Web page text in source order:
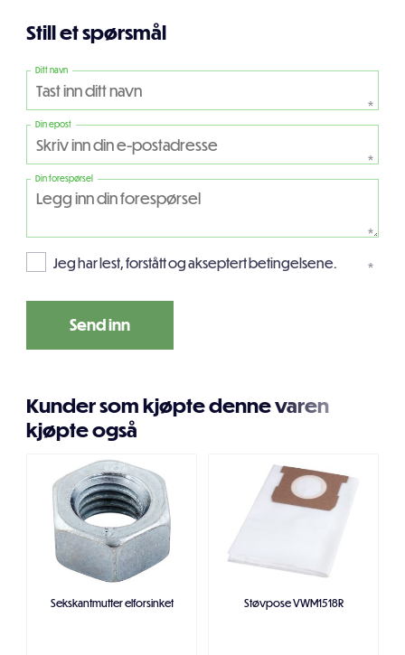
Still et spørsmål
Ditt navn
*
Din epost
*
Din forespørsel
*
Jeg har lest, forstått og akseptert betingelsene. *
Kunder som kjøpte denne varen
kjøpte også
Sekskantmutter elforsinket Støvpose VWM1518R